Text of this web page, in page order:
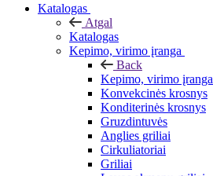
Katalogas
Atgal
Katalogas
Kepimo, virimo įranga
Back
Kepimo, virimo įranga
Konvekcinės krosnys
Konditerinės krosnys
Gruzdintuvės
Anglies griliai
Cirkuliatoriai
Griliai